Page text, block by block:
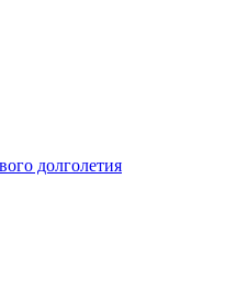
долголетия